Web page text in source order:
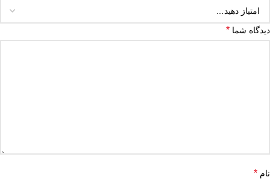
دیدگاه شما *
نام *